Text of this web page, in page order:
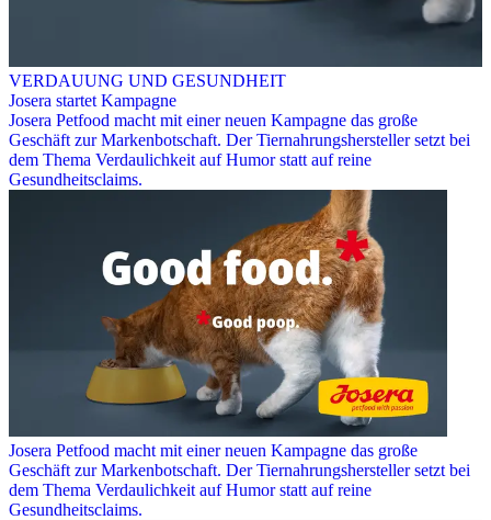
VERDAUUNG UND GESUNDHEIT
Josera startet Kampagne
Josera Petfood macht mit einer neuen Kampagne das große
Geschäft zur Markenbotschaft. Der Tiernahrungshersteller setzt bei
dem Thema Verdaulichkeit auf Humor statt auf reine
Gesundheitsclaims.
Josera Petfood macht mit einer neuen Kampagne das große
Geschäft zur Markenbotschaft. Der Tiernahrungshersteller setzt bei
dem Thema Verdaulichkeit auf Humor statt auf reine
Gesundheitsclaims.